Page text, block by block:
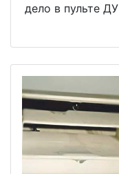
дело в пульте ДУ